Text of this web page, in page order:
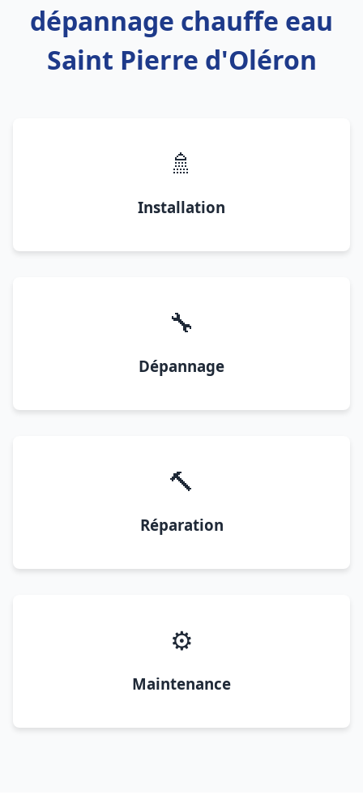
dépannage chauffe eau
Saint Pierre d'Oléron
🚿
Installation
🔧
Dépannage
🔨
Réparation
⚙️
Maintenance